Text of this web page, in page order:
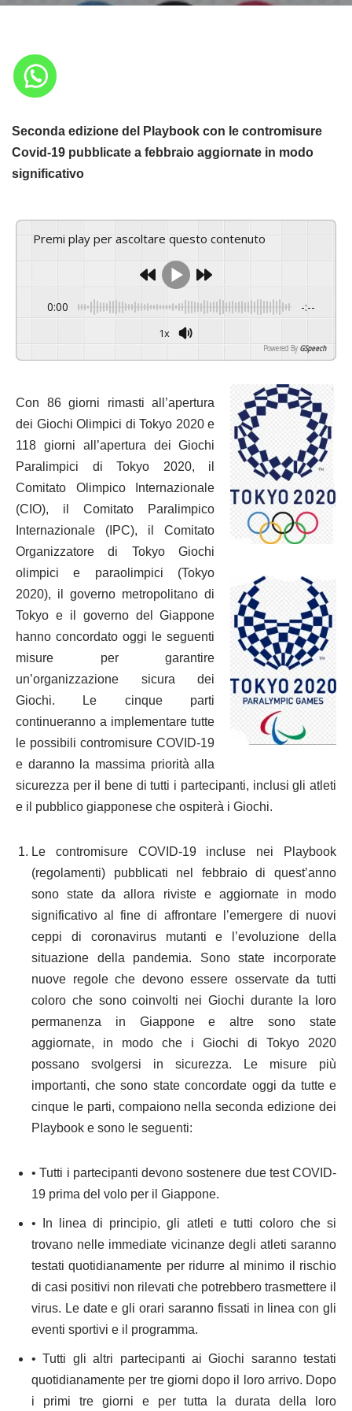
Seconda edizione del Playbook con le contromisure
Covid-19 pubblicate a febbraio aggiornate in modo
significativo
Premi play per ascoltare questo contenuto
0:00 -:--
1x
Powered By GSpeech
Con 86 giorni rimasti all’apertura
dei Giochi Olimpici di Tokyo 2020 e
118 giorni all’apertura dei Giochi
Paralimpici di Tokyo 2020, il
Comitato Olimpico Internazionale
(CIO), il Comitato Paralimpico
Internazionale (IPC), il Comitato
Organizzatore di Tokyo Giochi
olimpici e paraolimpici (Tokyo
2020), il governo metropolitano di
Tokyo e il governo del Giappone
hanno concordato oggi le seguenti
misure per garantire
un’organizzazione sicura dei
Giochi. Le cinque parti
continueranno a implementare tutte
le possibili contromisure COVID-19
e daranno la massima priorità alla
sicurezza per il bene di tutti i partecipanti, inclusi gli atleti
e il pubblico giapponese che ospiterà i Giochi.
Le contromisure COVID-19 incluse nei Playbook
(regolamenti) pubblicati nel febbraio di quest’anno
sono state da allora riviste e aggiornate in modo
significativo al fine di affrontare l’emergere di nuovi
ceppi di coronavirus mutanti e l’evoluzione della
situazione della pandemia. Sono state incorporate
nuove regole che devono essere osservate da tutti
coloro che sono coinvolti nei Giochi durante la loro
permanenza in Giappone e altre sono state
aggiornate, in modo che i Giochi di Tokyo 2020
possano svolgersi in sicurezza. Le misure più
importanti, che sono state concordate oggi da tutte e
cinque le parti, compaiono nella seconda edizione dei
Playbook e sono le seguenti:
• Tutti i partecipanti devono sostenere due test COVID-
19 prima del volo per il Giappone.
• In linea di principio, gli atleti e tutti coloro che si
trovano nelle immediate vicinanze degli atleti saranno
testati quotidianamente per ridurre al minimo il rischio
di casi positivi non rilevati che potrebbero trasmettere il
virus. Le date e gli orari saranno fissati in linea con gli
eventi sportivi e il programma.
• Tutti gli altri partecipanti ai Giochi saranno testati
quotidianamente per tre giorni dopo il loro arrivo. Dopo
i primi tre giorni e per tutta la durata della loro